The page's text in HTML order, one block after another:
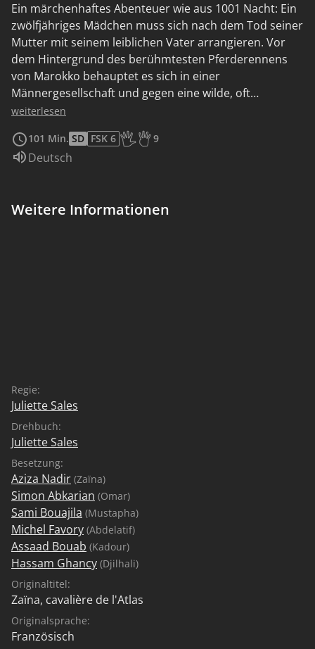
Ein märchenhaftes Abenteuer wie aus 1001 Nacht: Ein
zwölfjähriges Mädchen muss sich nach dem Tod seiner
Mutter mit seinem leiblichen Vater arrangieren. Vor
dem Hintergrund des berühmtesten Pferderennens
von Marokko behauptet es sich in einer
Männergesellschaft und gegen eine wilde, oft
unbarmherzige Natur. Großartig fotografierte und
einfühlsam gespielte Initiationsgeschichte voller
spannender Momente, die zugleich eine fremde Kultur
erhellt und diese unaufdringlich emanzipatorisch
weiterlesen
101 Min. SD FSK 6 9
Altersempfehlung: Ab 9 Jahren
Sprache:
Deutsch
Weitere Informationen
Regie:
Juliette Sales
Drehbuch:
Juliette Sales
Besetzung:
Aziza Nadir (Zaïna)
Simon Abkarian (Omar)
Sami Bouajila (Mustapha)
Michel Favory (Abdelatif)
Assaad Bouab (Kadour)
Hassam Ghancy (Djilhali)
Originaltitel:
Zaïna, cavalière de l'Atlas
Originalsprache:
Französisch